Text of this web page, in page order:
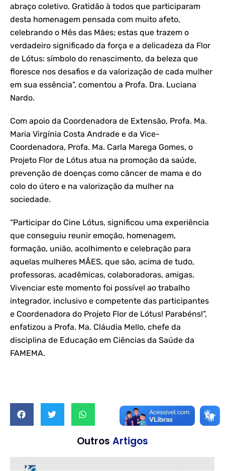
abraço coletivo. Gratidão à todos que participaram
desta homenagem pensada com muito afeto,
celebrando o Mês das Mães; estas que trazem o
verdadeiro significado da força e a delicadeza da Flor
de Lótus: símbolo do renascimento, da beleza que
floresce nos desafios e da valorização de cada mulher
em sua essência”, comentou a Profa. Dra. Luciana
Nardo.
Com apoio da Coordenadora de Extensão, Profa. Ma.
Maria Virgínia Costa Andrade e da Vice-
Coordenadora, Profa. Ma. Carla Marega Gomes, o
Projeto Flor de Lótus atua na promoção da saúde,
prevenção de doenças como câncer de mama e do
colo do útero e na valorização da mulher na
sociedade.
“Participar do Cine Lótus, significou uma experiência
que conseguiu reunir emoção, homenagem,
formação, união, acolhimento e celebração para
aquelas mulheres MÃES, que são, acima de tudo,
professoras, acadêmicas, colaboradoras, amigas.
Vivenciar este momento foi possível ao trabalho
integrador, inclusivo e competente das participantes
e Coordenadora do Projeto Flor de Lótus! Parabéns!”,
enfatizou a Profa. Ma. Cláudia Mello, chefe da
disciplina de Educação em Ciências da Saúde da
FAMEMA.
Outros Artigos